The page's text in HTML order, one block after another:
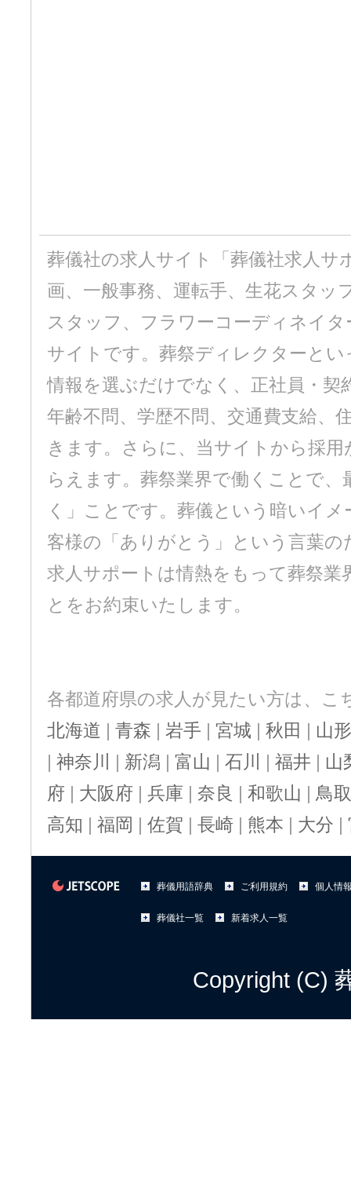
葬儀社の求人サイト「葬儀社求人サ
画、一般事務、運転手、生花スタッ
スタッフ、フラワーコーディネイ
サイトです。葬祭ディレクターと
情報を選ぶだけでなく、正社員・
年齢不問、学歴不問、交通費支給、
きます。さらに、当サイトから採
らえます。葬祭業界で働くことで
く」ことです。葬儀という暗いイ
客様の「ありがとう」という言葉
求人サポートは情熱をもって葬祭
とをお約束いたします。
各都道府県の求人が見たい方は、
北海道 | 青森 | 岩手 | 宮城 | 秋田 | 山形
| 神奈川 | 新潟 | 富山 | 石川 | 福井 | 山
府 | 大阪府 | 兵庫 | 奈良 | 和歌山 | 鳥取
高知 | 福岡 | 佐賀 | 長崎 | 熊本 | 大分 |
葬儀用語辞典 ご利用規約 個人情
葬儀社一覧 新着求人一覧
Copyright (C)